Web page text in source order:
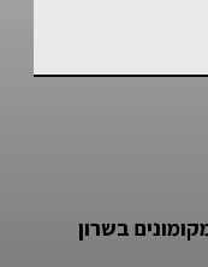
בשרון